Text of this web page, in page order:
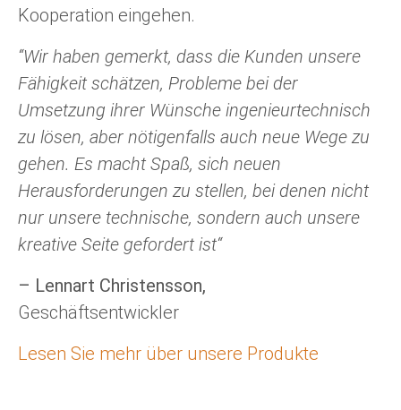
Kooperation eingehen.
“Wir haben gemerkt, dass die Kunden unsere
Fähigkeit schätzen, Probleme bei der
Umsetzung ihrer Wünsche ingenieurtechnisch
zu lösen, aber nötigenfalls auch neue Wege zu
gehen. Es macht Spaß, sich neuen
Herausforderungen zu stellen, bei denen nicht
nur unsere technische, sondern auch unsere
kreative Seite gefordert ist“
– Lennart Christensson,
Geschäftsentwickler
Lesen Sie mehr über unsere Produkte